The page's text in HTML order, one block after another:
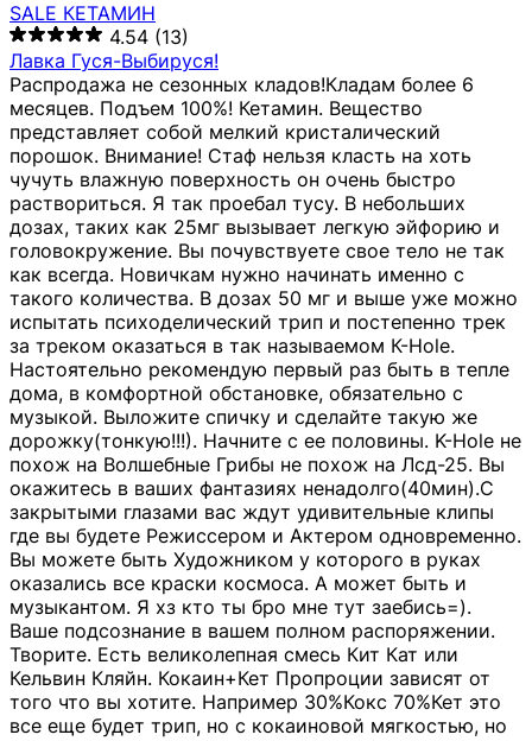
SALE КЕТАМИН
4.54 (13)
Лавка Гуся-Выбируся!
Распродажа не сезонных кладов!Кладам более 6
месяцев. Подъем 100%! Кетамин. Вещество
представляет собой мелкий кристалический
порошок. Внимание! Стаф нельзя класть на хоть
чучуть влажную поверхность он очень быстро
раствориться. Я так проебал тусу. В небольших
дозах, таких как 25мг вызывает легкую эйфорию и
головокружение. Вы почувствуете свое тело не так
как всегда. Новичкам нужно начинать именно с
такого количества. В дозах 50 мг и выше уже можно
испытать психоделический трип и постепенно трек
за треком оказаться в так называемом К-Hole.
Настоятельно рекомендую первый раз быть в тепле
дома, в комфортной обстановке, обязательно с
музыкой. Выложите спичку и сделайте такую же
дорожку(тонкую!!!). Начните с ее половины. K-Hole не
похож на Волшебные Грибы не похож на Лсд-25. Вы
окажитесь в ваших фантазиях ненадолго(40мин).С
закрытыми глазами вас ждут удивительные клипы
где вы будете Режиссером и Актером одновременно.
Вы можете быть Художником у которого в руках
оказались все краски космоса. А может быть и
музыкантом. Я хз кто ты бро мне тут заебись=).
Ваше подсознание в вашем полном распоряжении.
Творите. Есть великолепная смесь Кит Кат или
Кельвин Кляйн. Кокаин+Кет Пропроции зависят от
того что вы хотите. Например 30%Кокс 70%Кет это
все еще будет трип, но с кокаиновой мягкостью, но